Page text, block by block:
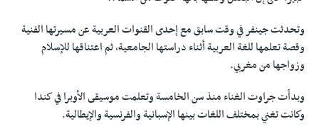
وتحدثت جينفر في وقت سابق مع إحدى القنوات العربية عن مسيرتها الفنية
وقصة تعلمها للغة العربية أثناء دراستها الجامعية، ثم اعتناقها للإسلام
وزواجها من مغربي.
وبدأت جراوت الغناء منذ سن الخامسة وتعلمت موسيقى الأوبرا في كندا
وكانت تغني بمختلف اللغات بينها الإسبانية والفرنسية والإيطالية.